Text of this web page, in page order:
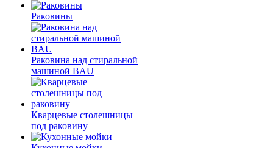
Раковины
Раковина над стиральной
машиной BAU
Кварцевые столешницы
под раковину